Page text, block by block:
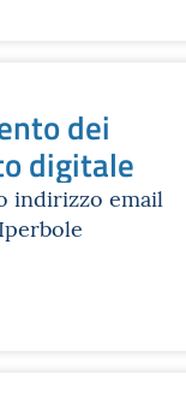
dei
digitale
indirizzo email